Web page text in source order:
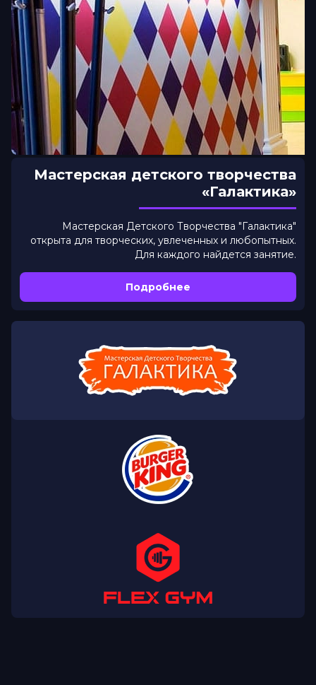
Мастерская детского творчества
«Галактика»
Мастерская Детского Творчества "Галактика"
открыта для творческих, увлеченных и любопытных.
Для каждого найдется занятие.
Подробнее